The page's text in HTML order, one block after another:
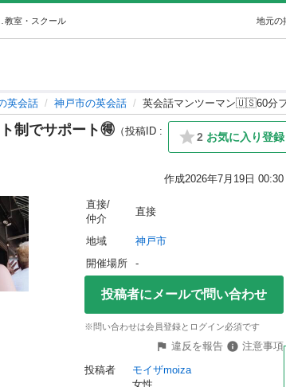
教室・スクール 地元の
英会話 神戸市の英会話 英会話マンツーマン🇺🇸60分
制でサポート🉐 （投稿ID :
2 お気に入り登録
作成2026年7月19日 00:30
直接/
仲介
直接
地域
神戸市
開催場所
-
投稿者にメールで問い合わせ
※問い合わせは会員登録とログイン必須です
違反を報告
注意事項
投稿者
モイザmoiza
女性